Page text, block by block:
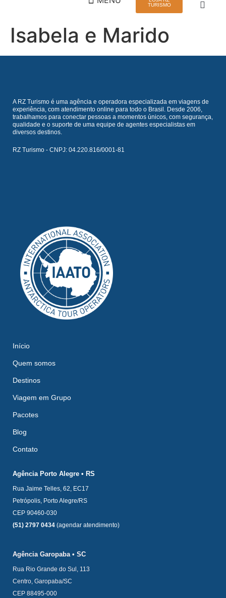
TURISMO
Isabela e Marido
A RZ Turismo é uma agência e operadora especializada em viagens de
experiência, com atendimento online para todo o Brasil. Desde 2006,
trabalhamos para conectar pessoas a momentos únicos, com segurança,
qualidade e o suporte de uma equipe de agentes especialistas em
diversos destinos.
RZ Turismo - CNPJ: 04.220.816/0001-81
Início
Quem somos
Destinos
Viagem em Grupo
Pacotes
Blog
Contato
Agência Porto Alegre • RS
Rua Jaime Telles, 62, EC17
Petrópolis, Porto Alegre/RS
CEP 90460-030
(51) 2797 0434 (agendar atendimento)
Agência Garopaba • SC
Rua Rio Grande do Sul, 113
Centro, Garopaba/SC
CEP 88495-000